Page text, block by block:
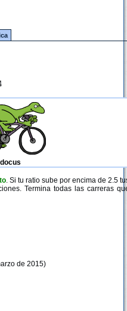
. Si tu ratio sube por encima de 2.5
Termina todas las carreras
de 2015)